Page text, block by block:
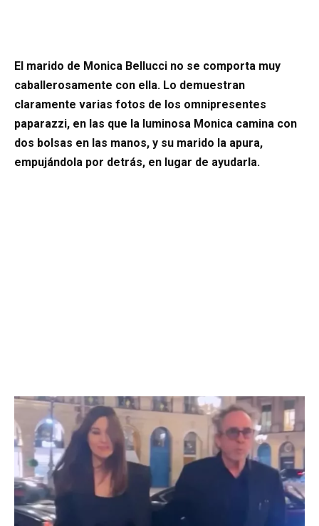
El marido de Monica Bellucci no se comporta muy
caballerosamente con ella. Lo demuestran
claramente varias fotos de los omnipresentes
paparazzi, en las que la luminosa Monica camina con
dos bolsas en las manos, y su marido la apura,
empujándola por detrás, en lugar de ayudarla.